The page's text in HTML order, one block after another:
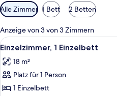
Verfügbare
Filter
für
Zimmer
Alle Zimmer 1 Bett 2 Betten
Anzeige von 3 von 3 Zimmern
Alle
Fotos
für
Einzelzimmer,
1 Einzelbett
8
Einzelzimmer, 1 Einzelbett
18 m²
Platz für 1 Person
1 Einzelbett